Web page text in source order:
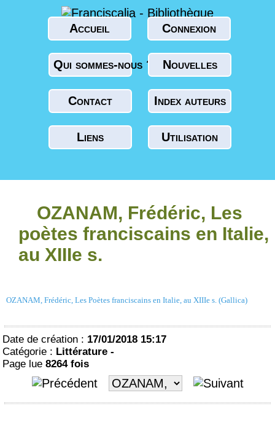
Accueil Connexion
Qui sommes-nous ? Nouvelles
Contact Index auteurs
Liens Utilisation
OZANAM, Frédéric, Les
poètes franciscains en Italie,
au XIIIe s.
OZANAM, Frédéric, Les Poètes franciscains en Italie, au XIIIe s. (Gallica)
Date de création : 17/01/2018 15:17
Catégorie : Littérature -
Page lue 8264 fois